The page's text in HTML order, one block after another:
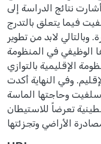
نتائج الدراسة إلى
فيما يتعلق بالتدرج
لابد من تطوير
الوظيفي في المنظومة
الإقليمية بالتوازي
وفي النهاية أكدت
سلفيت وحاجتها الماسة
تعرضاً للاستيطان